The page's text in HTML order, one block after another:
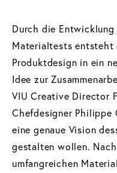
Durch die Entwicklung
Materialtests entsteht
Produktdesign in ein
Idee zur
VIU Creative Director
Chefdesigner Philippe
eine genaue Vision
gestalten wollen.
umfangreichen